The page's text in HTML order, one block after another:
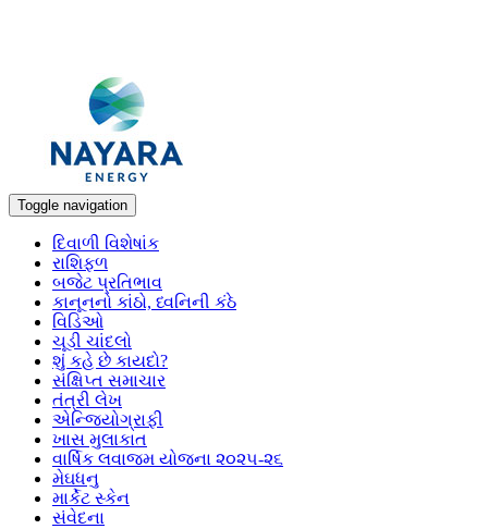
Toggle navigation
દિવાળી વિશેષાંક
રાશિફળ
બજેટ પ્રતિભાવ
કાનૂનનો કાંઠો, ધ્વનિની કંઠે
વિડિઓ
ચૂડી ચાંદલો
શું કહે છે કાયદો?
સંક્ષિપ્ત સમાચાર
તંત્રી લેખ
એન્જિયોગ્રાફી
ખાસ મુલાકાત
વાર્ષિક લવાજમ યોજના ૨૦૨૫-૨૬
મેઘધનુ
માર્કેટ સ્કેન
સંવેદના